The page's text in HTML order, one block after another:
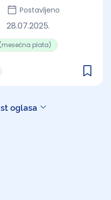
Postavljeno
28.07.2025.
plata)
oglasa